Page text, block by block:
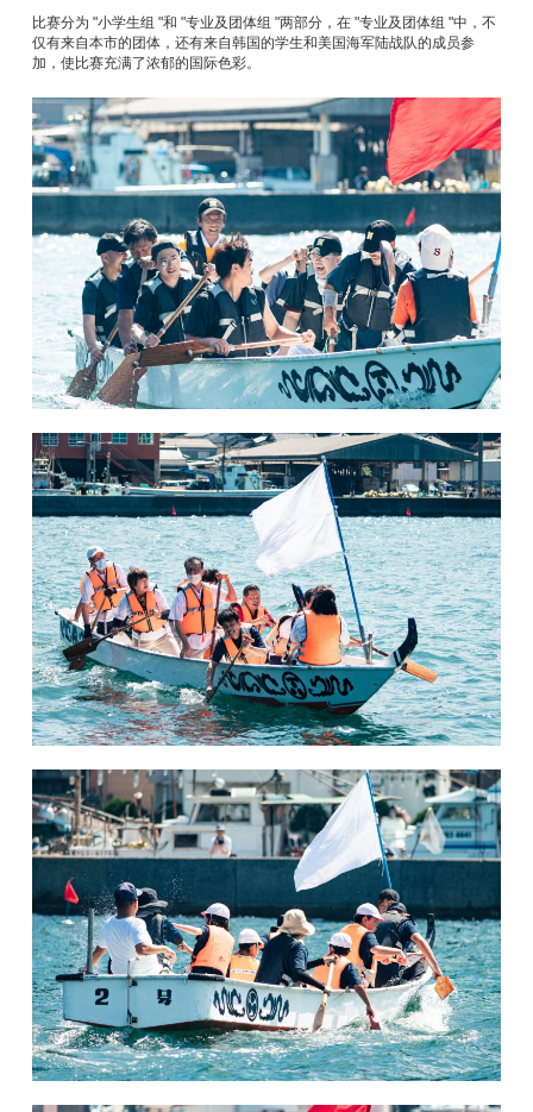
比赛分为 "小学生组 "和 "专业及团体组 "两部分，在 "专业及团体组 "中，不
仅有来自本市的团体，还有来自韩国的学生和美国海军陆战队的成员参
加，使比赛充满了浓郁的国际色彩。